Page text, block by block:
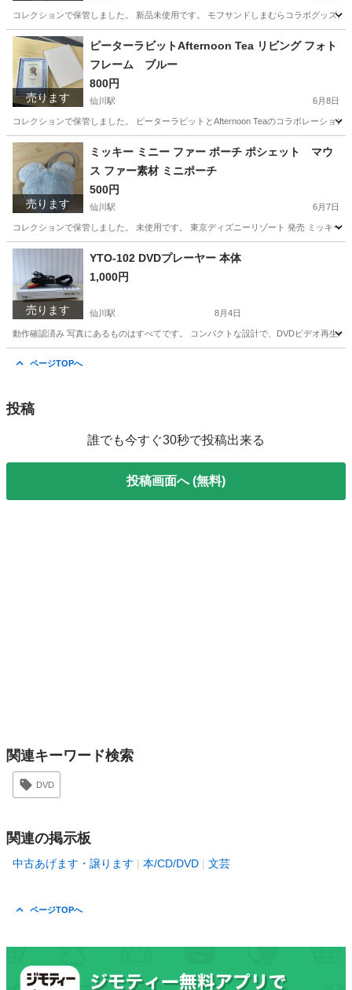
コレクションで保管しました。 新品未使用です。 モフサンドしまむらコラボグッズ
東京 調布市 仙川駅 その他
売ります
ピーターラビットAfternoon Tea リビング フォト
フレーム ブルー
800円
仙川駅 6月8日
コレクションで保管しました。 ピーターラビットとAfternoon Teaのコラボレーショ
東京 調布市 仙川駅 ピーターラビット
売ります
ミッキー ミニー ファー ポーチ ポシェット マウ
ス ファー素材 ミニポーチ
500円
仙川駅 6月7日
コレクションで保管しました。 未使用です。 東京ディズニーリゾート 発売 ミッキ
東京 調布市 バッグ
売ります
YTO-102 DVDプレーヤー 本体
1,000円
仙川駅 8月4日
動作確認済み 写真にあるものはすべてです。 コンパクトな設計で、DVDビデオ再生
ページTOPへ
投稿
誰でも今すぐ30秒で投稿出来る
投稿画面へ (無料)
関連キーワード検索
DVD
関連の掲示板
中古あげます・譲ります 本/CD/DVD 文芸
ページTOPへ